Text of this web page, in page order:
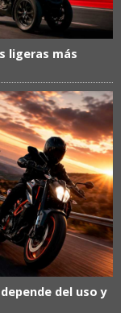
ligeras más
del uso y